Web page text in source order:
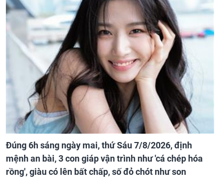
Đúng 6h sáng ngày mai, thứ Sáu 7/8/2026, định
mệnh an bài, 3 con giáp vận trình như 'cá chép hóa
rồng', giàu có lên bất chấp, số đỏ chót như son